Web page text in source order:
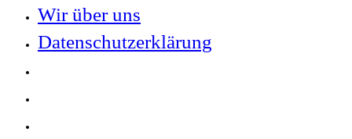
Wir über uns
Datenschutzerklärung